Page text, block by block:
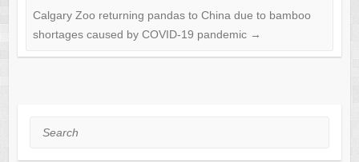
Calgary Zoo returning pandas to China due to bamboo
shortages caused by COVID-19 pandemic →
Search